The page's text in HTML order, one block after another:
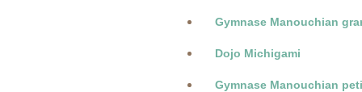
Gymnase Manouchian
Dojo Michigami
Gymnase Manouchian